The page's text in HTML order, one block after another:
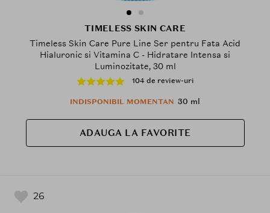
TIMELESS SKIN CARE
Timeless Skin Care Pure Line Ser pentru Fata Acid
Hialuronic si Vitamina C - Hidratare Intensa si
Luminozitate, 30 ml
104 de review-uri
INDISPONIBIL MOMENTAN 30 ml
ADAUGA LA FAVORITE
26